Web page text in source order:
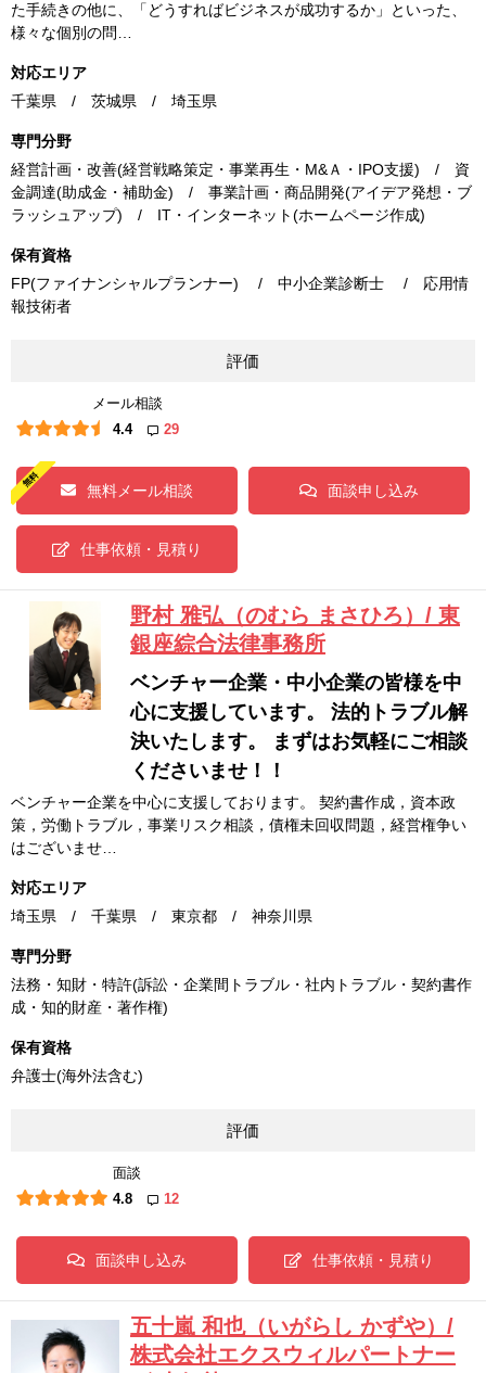
た手続きの他に、「どうすればビジネスが成功するか」といった、
様々な個別の問…
対応エリア
千葉県 / 茨城県 / 埼玉県
専門分野
経営計画・改善(経営戦略策定・事業再生・M&Ａ・IPO支援) / 資
金調達(助成金・補助金) / 事業計画・商品開発(アイデア発想・ブ
ラッシュアップ) / IT・インターネット(ホームページ作成)
保有資格
FP(ファイナンシャルプランナー) / 中小企業診断士 / 応用情
報技術者
評価
メール相談
4.4
29
無料メール相談 面談申し込み
仕事依頼・見積り
野村 雅弘（のむら まさひろ）/ 東
銀座綜合法律事務所
ベンチャー企業・中小企業の皆様を中
心に支援しています。 法的トラブル解
決いたします。 まずはお気軽にご相談
くださいませ！！
ベンチャー企業を中心に支援しております。 契約書作成，資本政
策，労働トラブル，事業リスク相談，債権未回収問題，経営権争い
はございませ…
対応エリア
埼玉県 / 千葉県 / 東京都 / 神奈川県
専門分野
法務・知財・特許(訴訟・企業間トラブル・社内トラブル・契約書作
成・知的財産・著作権)
保有資格
弁護士(海外法含む)
評価
面談
4.8
12
面談申し込み 仕事依頼・見積り
五十嵐 和也（いがらし かずや）/
株式会社エクスウィルパートナー